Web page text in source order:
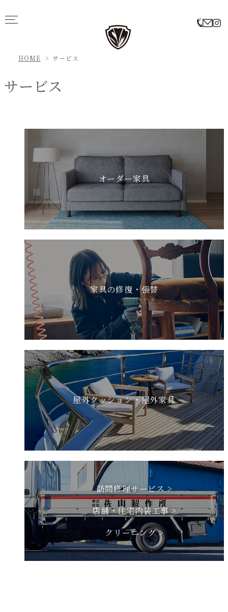
HOME サービス
サービス
オーダー家具
家具の修復・張替
屋外クッション・屋外家具
訪問修理サービス >
店舗・住宅内装工事 >
クリーニング >